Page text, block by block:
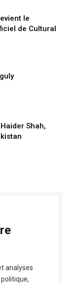
le
de Cultural
Shah,
analyses